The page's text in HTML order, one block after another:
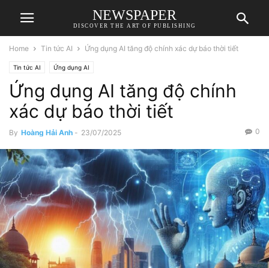
NEWSPAPER
DISCOVER THE ART OF PUBLISHING
Home Tin tức AI Ứng dụng AI tăng độ chính xác dự báo thời tiết
Tin tức AI Ứng dụng AI
Ứng dụng AI tăng độ chính
xác dự báo thời tiết
By Hoàng Hải Anh - 23/07/2025 0